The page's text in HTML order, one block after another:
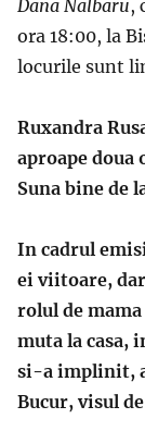
Dana Nalbaru,
ora 18:00, la
locurile sunt
Ruxandra
aproape doua
Suna bine de
In cadrul
ei viitoare,
rolul de mama
muta la casa,
si-a implinit,
Bucur, visul